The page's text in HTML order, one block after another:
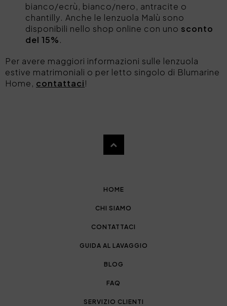
bianco/ecrù, bianco/nero, antracite o
chantilly. Anche le lenzuola Malù sono
disponibili nello shop online con uno sconto
del 15%.
Per avere maggiori informazioni sulle lenzuola
estive matrimoniali o per letto singolo di Blumarine
Home, contattaci!
HOME
CHI SIAMO
CONTATTACI
GUIDA AL LAVAGGIO
BLOG
FAQ
SERVIZIO CLIENTI